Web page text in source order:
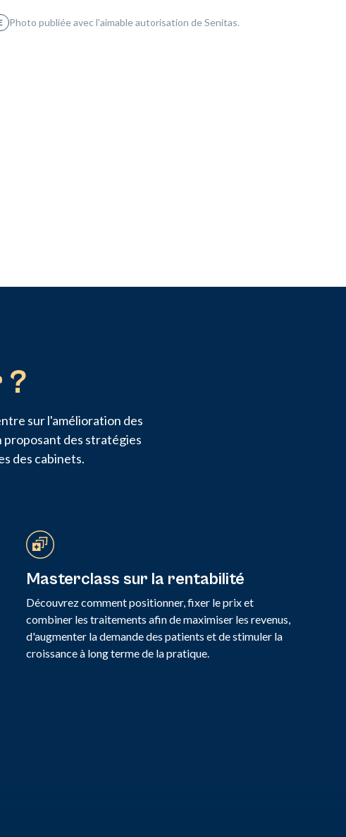
Photo publiée avec l'aimable autorisation de Senitas.
?
sur l'amélioration des
proposant des stratégies
des cabinets.
Masterclass sur la rentabilité
Découvrez comment positionner, fixer le prix et
combiner les traitements afin de maximiser les revenus,
d'augmenter la demande des patients et de stimuler la
croissance à long terme de la pratique.